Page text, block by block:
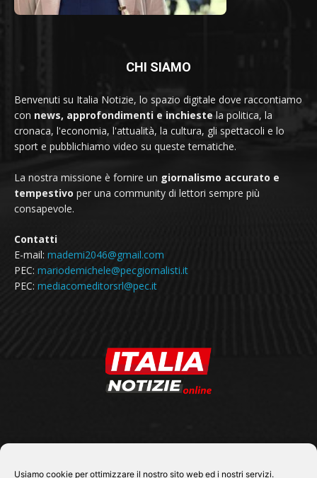
Usiamo cookie per ottimizzare il nostro sito web ed i nostri servizi.
CHI SIAMO
Benvenuti su Italia Notizie, lo spazio digitale dove raccontiamo
con news, approfondimenti e inchieste la politica, la
cronaca, l'economia, l'attualità, la cultura, gli spettacoli e lo
sport e pubblichiamo video su queste tematiche.
La nostra missione è fornire un giornalismo accurato e
tempestivo per una community di lettori sempre più
consapevole.
Contatti
E-mail: mademi2046@gmail.com
PEC: mariodemichele@pecgiornalisti.it
PEC: mediacomeditorsrl@pec.it
SEGUICI SU